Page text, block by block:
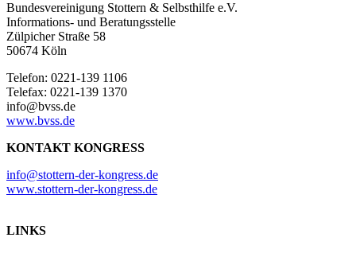
Bundesvereinigung Stottern & Selbsthilfe e.V.
Informations- und Beratungsstelle
Zülpicher Straße 58
50674 Köln
Telefon: 0221-139 1106
Telefax: 0221-139 1370
info@bvss.de
www.bvss.de
KONTAKT KONGRESS
info@stottern-der-kongress.de
www.stottern-der-kongress.de
LINKS